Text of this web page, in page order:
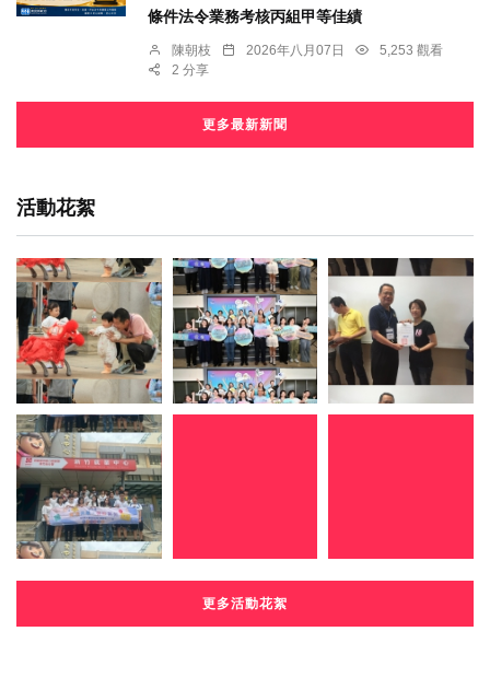
條件法令業務考核丙組甲等佳績
陳朝枝 2026年八月07日
5,253 觀看
2 分享
更多最新新聞
活動花絮
更多活動花絮